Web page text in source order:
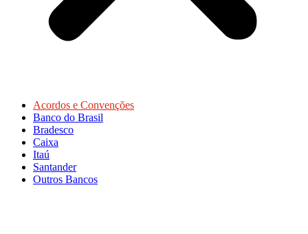
Acordos e Convenções
Banco do Brasil
Bradesco
Caixa
Itaú
Santander
Outros Bancos